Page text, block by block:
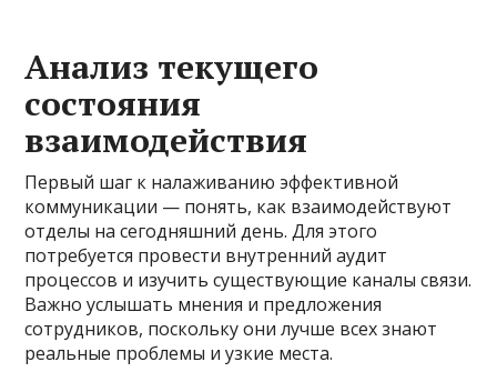
Анализ текущего
состояния
взаимодействия
Первый шаг к налаживанию эффективной
коммуникации — понять, как взаимодействуют
отделы на сегодняшний день. Для этого
потребуется провести внутренний аудит
процессов и изучить существующие каналы связи.
Важно услышать мнения и предложения
сотрудников, поскольку они лучше всех знают
реальные проблемы и узкие места.